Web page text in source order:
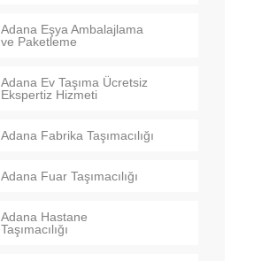
Adana Eşya Ambalajlama
ve Paketleme
Adana Ev Taşıma Ücretsiz
Ekspertiz Hizmeti
Adana Fabrika Taşımacılığı
Adana Fuar Taşımacılığı
Adana Hastane
Taşımacılığı